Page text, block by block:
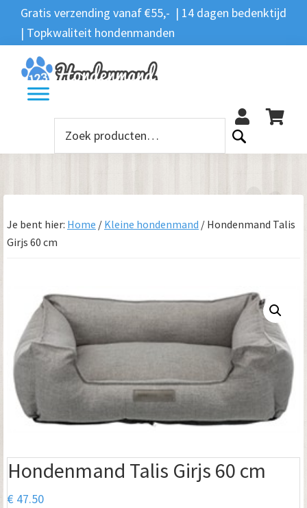
Spring
naar
de
hoofdnavigatie
Door
naar
de
hoofd
inhoud
Spring
naar
de
voettekst
Gratis verzending vanaf €55,- | 14 dagen bedenktijd
| Topkwaliteit hondenmanden
Zoeken
Zoeken
naar:
Je bent hier: Home / Kleine hondenmand / Hondenmand Talis
Girjs 60 cm
Hondenmand Talis Girjs 60 cm
€ 47.50